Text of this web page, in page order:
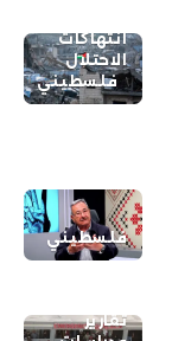
انتهاكات
الاحتلال
فلسطيني
فلسطيني
تقارير